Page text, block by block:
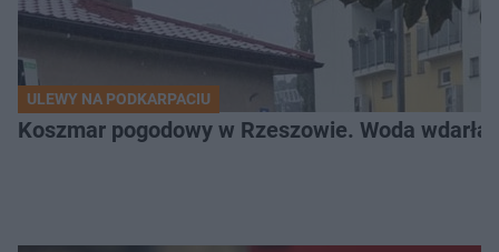
ULEWY NA PODKARPACIU
Koszmar pogodowy w Rzeszowie. Woda